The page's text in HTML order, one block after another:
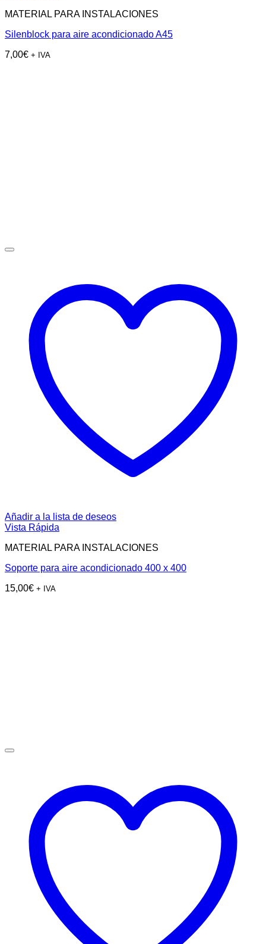
MATERIAL PARA INSTALACIONES
Silenblock para aire acondicionado A45
7,00€ + IVA
Añadir a la lista de deseos
Vista Rápida
MATERIAL PARA INSTALACIONES
Soporte para aire acondicionado 400 x 400
15,00€ + IVA